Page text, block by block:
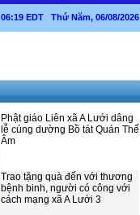
06:19 EDT Thứ Năm, 06/08/2026
Phật giáo Liên xã A Lưới dâng
lễ cúng dường Bồ tát Quán Thế
Âm
Trao tặng quà đến với thương
bệnh binh, người có công với
cách mạng xã A Lưới 3